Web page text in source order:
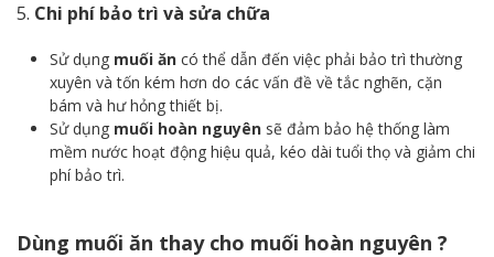
5. Chi phí bảo trì và sửa chữa
Sử dụng muối ăn có thể dẫn đến việc phải bảo trì thường
xuyên và tốn kém hơn do các vấn đề về tắc nghẽn, cặn
bám và hư hỏng thiết bị.
Sử dụng muối hoàn nguyên sẽ đảm bảo hệ thống làm
mềm nước hoạt động hiệu quả, kéo dài tuổi thọ và giảm chi
phí bảo trì.
Dùng muối ăn thay cho muối hoàn nguyên ?